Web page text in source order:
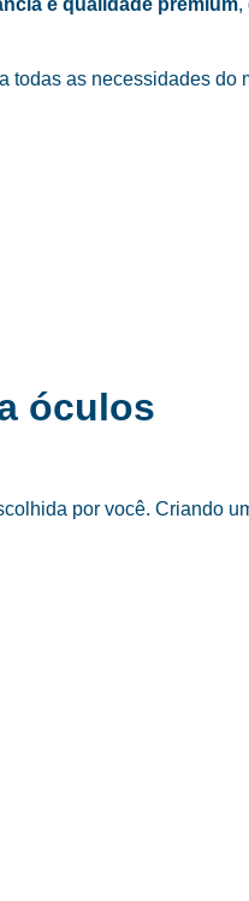
e qualidade premium,
todas as necessidades do
óculos
por você. Criando